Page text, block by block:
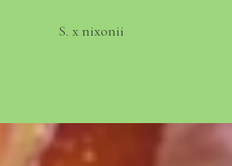
S. x nixonii